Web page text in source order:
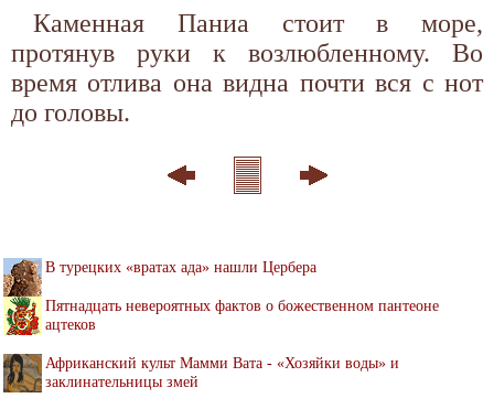
Каменная Паниа стоит в море,
протянув руки к возлюбленному. Во
время отлива она видна почти вся с нот
до головы.
В турецких «вратах ада» нашли Цербера
Пятнадцать невероятных фактов о божественном пантеоне
ацтеков
Африканский культ Мамми Вата - «Хозяйки воды» и
заклинательницы змей